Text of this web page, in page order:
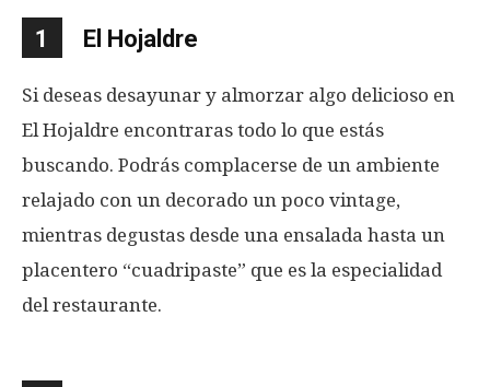
1 El Hojaldre
Si deseas desayunar y almorzar algo delicioso en
El Hojaldre encontraras todo lo que estás
buscando. Podrás complacerse de un ambiente
relajado con un decorado un poco vintage,
mientras degustas desde una ensalada hasta un
placentero “cuadripaste” que es la especialidad
del restaurante.